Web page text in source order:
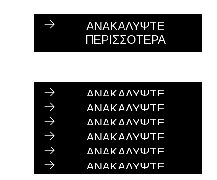
ΑΝΑΚΑΛΥΨΤΕ
ΠΕΡΙΣΣΟΤΕΡΑ
ΑΝΑΚΑΛΥΨΤΕ
ΠΕΡΙΣΣΟΤΕΡΑ
ΑΝΑΚΑΛΥΨΤΕ
ΠΕΡΙΣΣΟΤΕΡΑ
ΑΝΑΚΑΛΥΨΤΕ
ΠΕΡΙΣΣΟΤΕΡΑ
ΑΝΑΚΑΛΥΨΤΕ
ΠΕΡΙΣΣΟΤΕΡΑ
ΑΝΑΚΑΛΥΨΤΕ
ΠΕΡΙΣΣΟΤΕΡΑ
ΑΝΑΚΑΛΥΨΤΕ